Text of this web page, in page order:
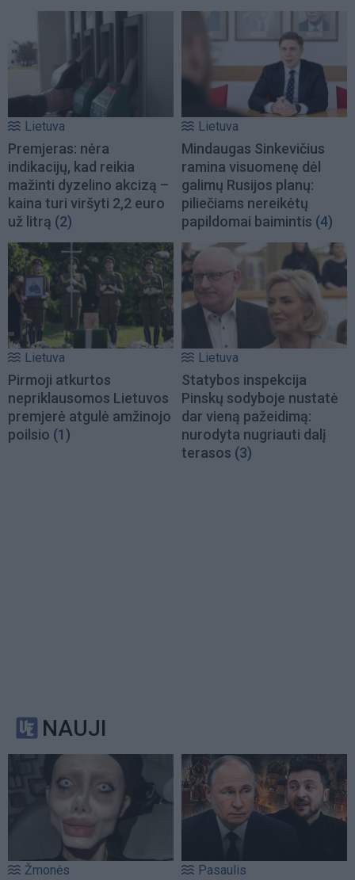
Lietuva
Premjeras: nėra
indikacijų, kad reikia
mažinti dyzelino akcizą –
kaina turi viršyti 2,2 euro
už litrą (2)
Lietuva
Mindaugas Sinkevičius
ramina visuomenę dėl
galimų Rusijos planų:
piliečiams nereikėtų
papildomai baimintis (4)
Lietuva
Pirmoji atkurtos
nepriklausomos Lietuvos
premjerė atgulė amžinojo
poilsio (1)
Lietuva
Statybos inspekcija
Pinskų sodyboje nustatė
dar vieną pažeidimą:
nurodyta nugriauti dalį
terasos (3)
NAUJI
Žmonės Pasaulis